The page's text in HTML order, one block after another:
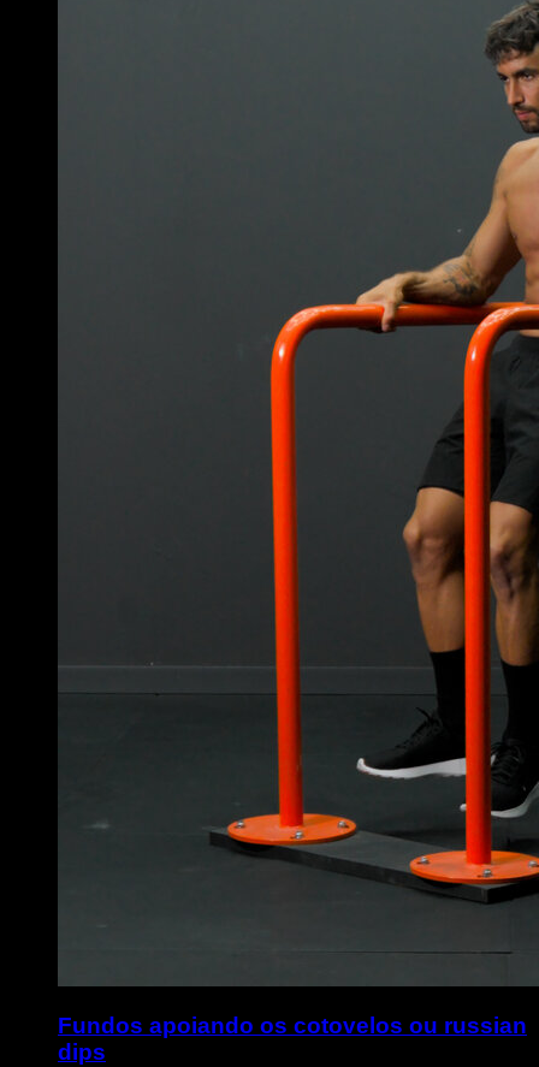
Fundos apoiando os cotovelos ou russian
dips